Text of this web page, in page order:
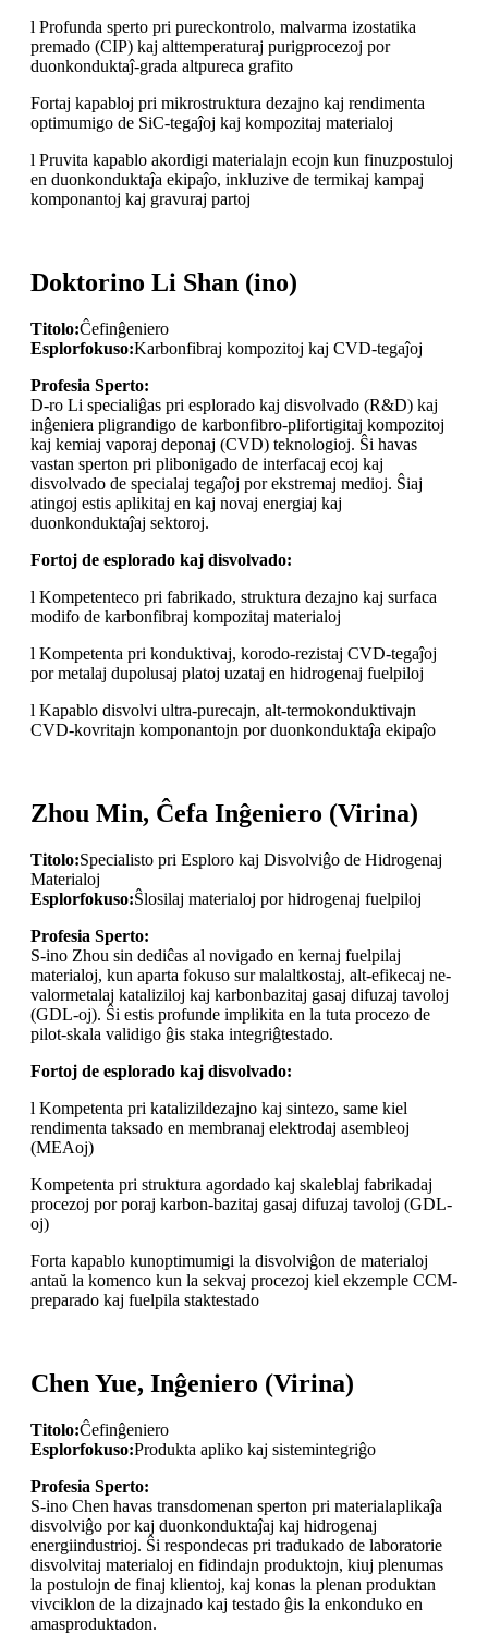
l Profunda sperto pri pureckontrolo, malvarma izostatika
premado (CIP) kaj alttemperaturaj purigprocezoj por
duonkonduktaĵ-grada altpureca grafito
Fortaj kapabloj pri mikrostruktura dezajno kaj rendimenta
optimumigo de SiC-tegaĵoj kaj kompozitaj materialoj
l Pruvita kapablo akordigi materialajn ecojn kun finuzpostuloj
en duonkonduktaĵa ekipaĵo, inkluzive de termikaj kampaj
komponantoj kaj gravuraj partoj
Doktorino Li Shan (ino)
Titolo:Ĉefinĝeniero
Esplorfokuso:Karbonfibraj kompozitoj kaj CVD-tegaĵoj
Profesia Sperto:
D-ro Li specialiĝas pri esplorado kaj disvolvado (R&D) kaj
inĝeniera pligrandigo de karbonfibro-plifortigitaj kompozitoj
kaj kemiaj vaporaj deponaj (CVD) teknologioj. Ŝi havas
vastan sperton pri plibonigado de interfacaj ecoj kaj
disvolvado de specialaj tegaĵoj por ekstremaj medioj. Ŝiaj
atingoj estis aplikitaj en kaj novaj energiaj kaj
duonkonduktaĵaj sektoroj.
Fortoj de esplorado kaj disvolvado:
l Kompetenteco pri fabrikado, struktura dezajno kaj surfaca
modifo de karbonfibraj kompozitaj materialoj
l Kompetenta pri konduktivaj, korodo-rezistaj CVD-tegaĵoj
por metalaj dupolusaj platoj uzataj en hidrogenaj fuelpiloj
l Kapablo disvolvi ultra-purecajn, alt-termokonduktivajn
CVD-kovritajn komponantojn por duonkonduktaĵa ekipaĵo
Zhou Min, Ĉefa Inĝeniero (Virina)
Titolo:Specialisto pri Esploro kaj Disvolviĝo de Hidrogenaj
Materialoj
Esplorfokuso:Ŝlosilaj materialoj por hidrogenaj fuelpiloj
Profesia Sperto:
S-ino Zhou sin dediĉas al novigado en kernaj fuelpilaj
materialoj, kun aparta fokuso sur malaltkostaj, alt-efikecaj ne-
valormetalaj kataliziloj kaj karbonbazitaj gasaj difuzaj tavoloj
(GDL-oj). Ŝi estis profunde implikita en la tuta procezo de
pilot-skala validigo ĝis staka integriĝtestado.
Fortoj de esplorado kaj disvolvado:
l Kompetenta pri katalizildezajno kaj sintezo, same kiel
rendimenta taksado en membranaj elektrodaj asembleoj
(MEAoj)
Kompetenta pri struktura agordado kaj skaleblaj fabrikadaj
procezoj por poraj karbon-bazitaj gasaj difuzaj tavoloj (GDL-
oj)
Forta kapablo kunoptimumigi la disvolviĝon de materialoj
antaŭ la komenco kun la sekvaj procezoj kiel ekzemple CCM-
preparado kaj fuelpila staktestado
Chen Yue, Inĝeniero (Virina)
Titolo:Ĉefinĝeniero
Esplorfokuso:Produkta apliko kaj sistemintegriĝo
Profesia Sperto:
S-ino Chen havas transdomenan sperton pri materialaplikaĵa
disvolviĝo por kaj duonkonduktaĵaj kaj hidrogenaj
energiindustrioj. Ŝi respondecas pri tradukado de laboratorie
disvolvitaj materialoj en fidindajn produktojn, kiuj plenumas
la postulojn de finaj klientoj, kaj konas la plenan produktan
vivciklon de la dizajnado kaj testado ĝis la enkonduko en
amasproduktadon.